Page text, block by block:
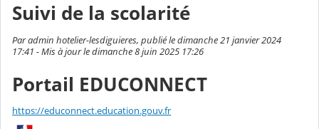
Suivi de la scolarité
Par admin hotelier-lesdiguieres, publié le dimanche 21 janvier 2024
17:41 - Mis à jour le dimanche 8 juin 2025 17:26
Portail EDUCONNECT
https://educonnect.education.gouv.fr